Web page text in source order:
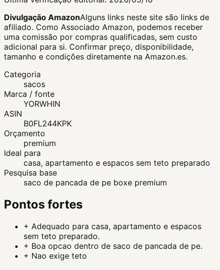
Divulgação AmazonAlguns links neste site são links de
afiliado. Como Associado Amazon, podemos receber
uma comissão por compras qualificadas, sem custo
adicional para si. Confirmar preço, disponibilidade,
tamanho e condições diretamente na Amazon.es.
Categoria
sacos
Marca / fonte
YORWHIN
ASIN
B0FL244KPK
Orçamento
premium
Ideal para
casa, apartamento e espacos sem teto preparado
Pesquisa base
saco de pancada de pe boxe premium
Pontos fortes
+ Adequado para casa, apartamento e espacos
sem teto preparado.
+ Boa opcao dentro de saco de pancada de pe.
+ Nao exige teto